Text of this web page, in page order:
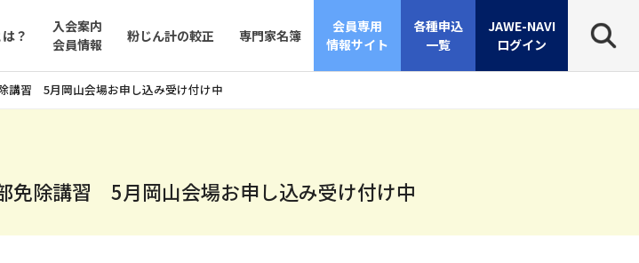
？
入会案内
会員情報
粉じん計の較正 専門家名簿
会員専用
情報サイト
各種申込
一覧
JAWE-NAVI
ログイン
講習 5月岡山会場お申し込み受け付け中
免除講習 5月岡山会場お申し込み受け付け中